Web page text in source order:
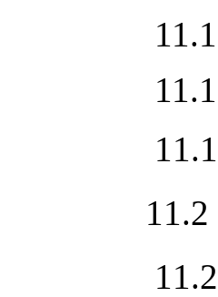
11.1.1
11.2